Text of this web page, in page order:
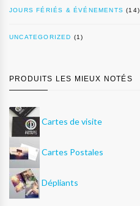
JOURS FÉRIÉS & ÉVÉNEMENTS (14)
UNCATEGORIZED (1)
PRODUITS LES MIEUX NOTÉS
Cartes de visite
Cartes Postales
Dépliants